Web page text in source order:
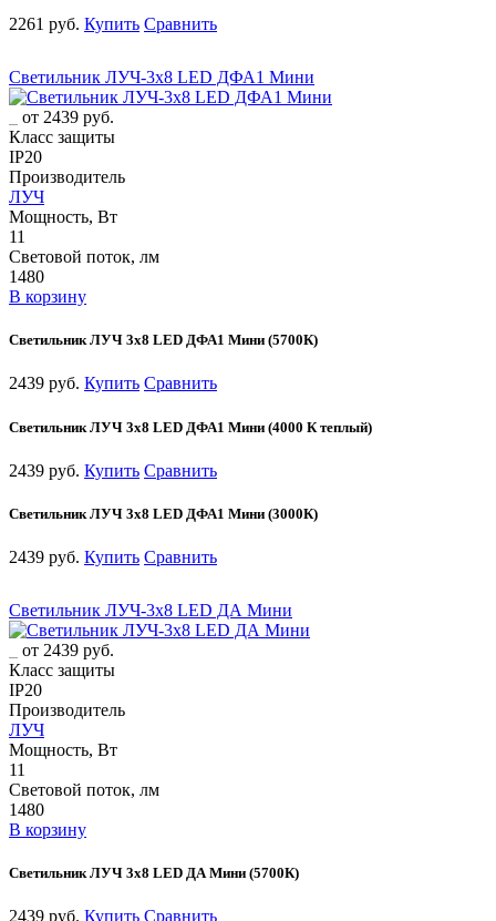
2261 руб. Купить Сравнить
Светильник ЛУЧ-3х8 LED ДФА1 Мини
от 2439 руб.
Класс защиты
IP20
Производитель
ЛУЧ
Мощность, Вт
11
Световой поток, лм
1480
В корзину
Светильник ЛУЧ 3х8 LED ДФА1 Мини (5700К)
2439 руб. Купить Сравнить
Светильник ЛУЧ 3х8 LED ДФА1 Мини (4000 К теплый)
2439 руб. Купить Сравнить
Светильник ЛУЧ 3х8 LED ДФА1 Мини (3000К)
2439 руб. Купить Сравнить
Светильник ЛУЧ-3х8 LED ДА Мини
от 2439 руб.
Класс защиты
IP20
Производитель
ЛУЧ
Мощность, Вт
11
Световой поток, лм
1480
В корзину
Светильник ЛУЧ 3х8 LED ДА Мини (5700К)
2439 руб. Купить Сравнить